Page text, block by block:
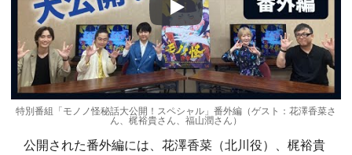
Play
特別番組「モノノ怪秘話大公開！スペシャル」番外編（ゲスト：花澤香菜さ
ん、梶裕貴さん、福山潤さん）
公開された番外編には、花澤香菜（北川役）、梶裕貴